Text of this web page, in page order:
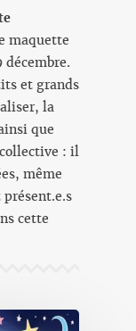
maquette
décembre.
et grands
la
que
collective : il
même
cette